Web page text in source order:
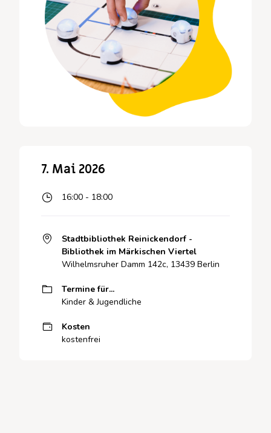
7. Mai 2026
16:00 - 18:00
Stadtbibliothek Reinickendorf -
Bibliothek im Märkischen Viertel
Wilhelmsruher Damm 142c, 13439 Berlin
Termine für...
Kinder & Jugendliche
Kosten
kostenfrei